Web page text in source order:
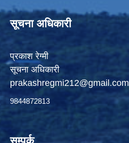
सूचना अधिकारी
प्रकाश रेग्मी
सूचना अधिकारी
prakashregmi212@gmail.com
9844872813